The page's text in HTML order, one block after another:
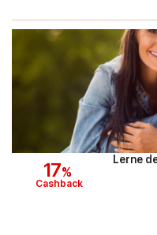
CAMP DAVID &
Austrian Airlines
Mr Beam
ALPS RESORTS
17%
Cashback
Lerne